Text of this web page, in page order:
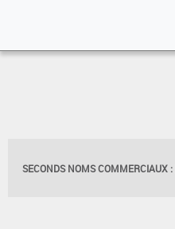
SECONDS NOMS COMMERCIAUX :